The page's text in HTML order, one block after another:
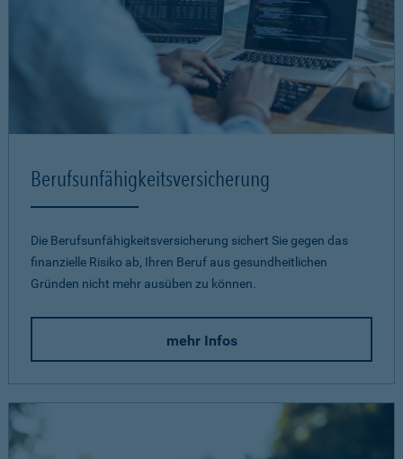
Berufsunfähigkeits­versicherung
Die Berufsunfähigkeitsversicherung sichert Sie gegen das
finanzielle Risiko ab, Ihren Beruf aus gesundheitlichen
Gründen nicht mehr ausüben zu können.
mehr Infos